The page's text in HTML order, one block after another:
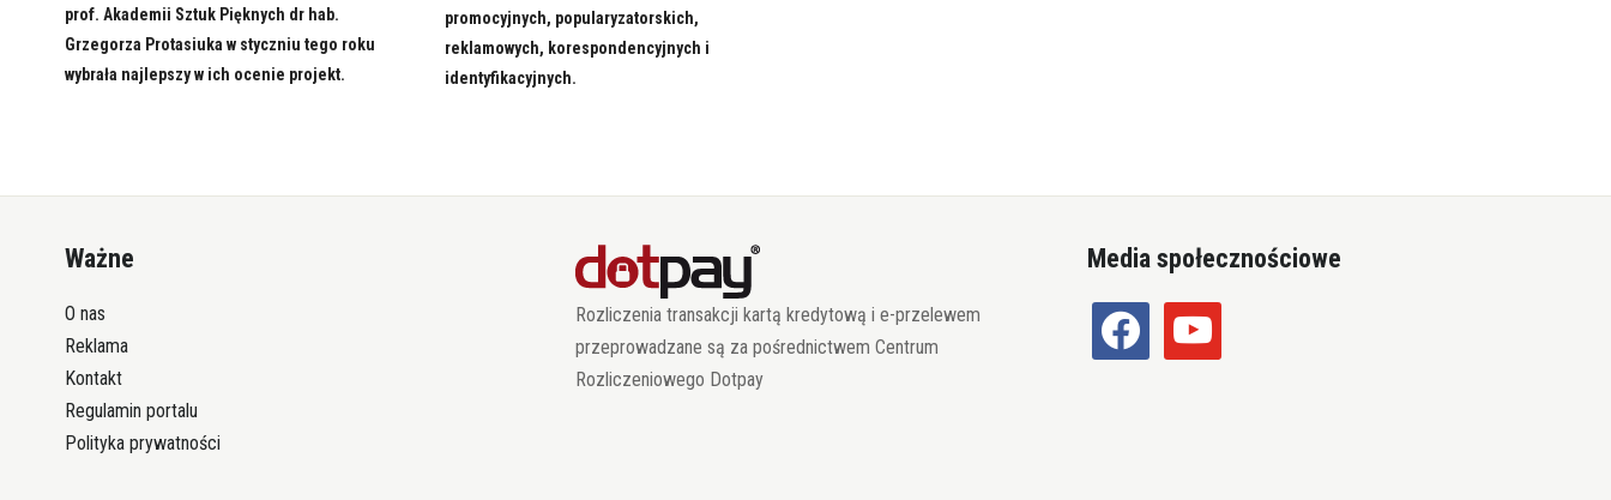
prof. Akademii Sztuk Pięknych dr hab.
Grzegorza Protasiuka w styczniu tego roku
wybrała najlepszy w ich ocenie projekt.
promocyjnych, popularyzatorskich,
reklamowych, korespondencyjnych i
identyfikacyjnych.
Ważne
O nas
Reklama
Kontakt
Regulamin portalu
Polityka prywatności
Rozliczenia transakcji kartą kredytową i e-przelewem
przeprowadzane są za pośrednictwem Centrum
Rozliczeniowego Dotpay
Media społecznościowe
facebook youtube